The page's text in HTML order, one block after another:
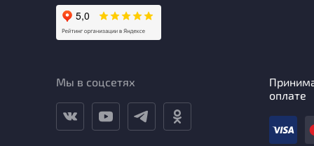
Мы в соцсетях
оплате